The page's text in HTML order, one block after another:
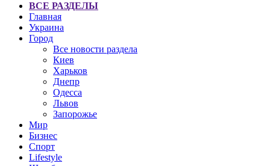
ВСЕ РАЗДЕЛЫ
Главная
Украина
Город
Все новости раздела
Киев
Харьков
Днепр
Одесса
Львов
Запорожье
Мир
Бизнес
Спорт
Lifestyle